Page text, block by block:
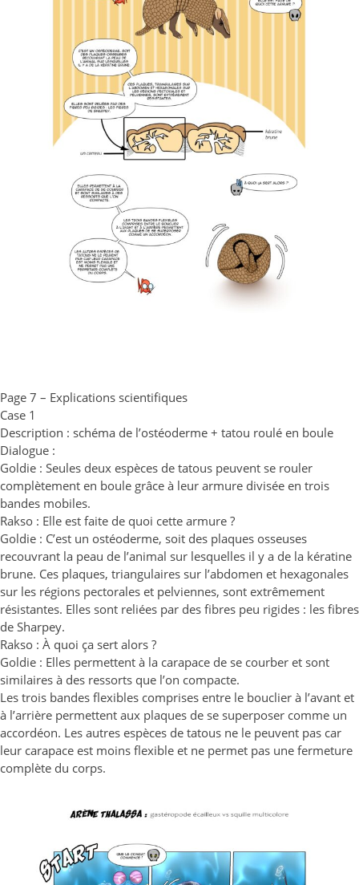
Page 7 – Explications scientifiques
Case 1
Description : schéma de l’ostéoderme + tatou roulé en boule
Dialogue :
Goldie : Seules deux espèces de tatous peuvent se rouler
complètement en boule grâce à leur armure divisée en trois
bandes mobiles.
Rakso : Elle est faite de quoi cette armure ?
Goldie : C’est un ostéoderme, soit des plaques osseuses
recouvrant la peau de l’animal sur lesquelles il y a de la kératine
brune. Ces plaques, triangulaires sur l’abdomen et hexagonales
sur les régions pectorales et pelviennes, sont extrêmement
résistantes. Elles sont reliées par des fibres peu rigides : les fibres
de Sharpey.
Rakso : À quoi ça sert alors ?
Goldie : Elles permettent à la carapace de se courber et sont
similaires à des ressorts que l’on compacte.
Les trois bandes flexibles comprises entre le bouclier à l’avant et
à l’arrière permettent aux plaques de se superposer comme un
accordéon. Les autres espèces de tatous ne le peuvent pas car
leur carapace est moins flexible et ne permet pas une fermeture
complète du corps.